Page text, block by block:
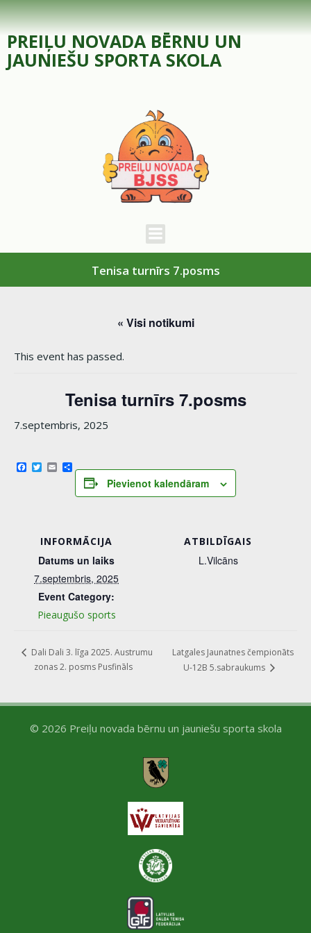
Skip
to
content
PREIĻU NOVADA BĒRNU UN
JAUNIEŠU SPORTA SKOLA
Tenisa turnīrs 7.posms
« Visi notikumi
This event has passed.
Tenisa turnīrs 7.posms
7.septembris, 2025
Facebook
Twitter
EmailShare
Pievienot kalendāram
INFORMĀCIJA
Datums un laiks
7.septembris, 2025
Event Category:
Pieaugušo sports
ATBILDĪGAIS
L.Vilcāns
Dali Dali 3. līga 2025. Austrumu
zonas 2. posms Pusfināls
Latgales Jaunatnes čempionāts
U-12B 5.sabraukums
© 2026 Preiļu novada bērnu un jauniešu sporta skola